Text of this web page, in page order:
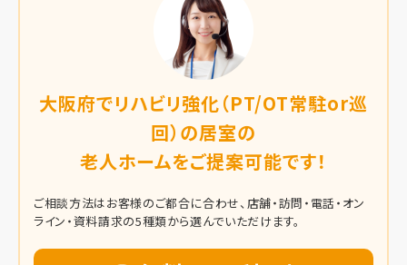
大阪府でリハビリ強化（PT/OT常駐or巡
回）の居室の
老人ホームをご提案可能です！
ご相談方法はお客様のご都合に合わせ、店舗・訪問・電話・オン
ライン・資料請求の5種類から選んでいただけます。